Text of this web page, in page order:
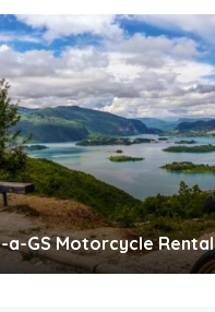
a-GS Motorcycle Rental